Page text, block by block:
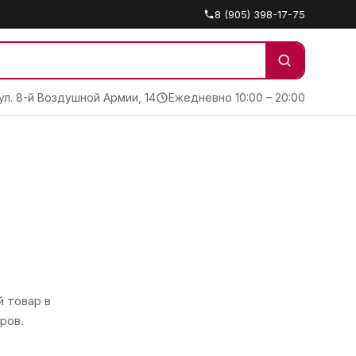
8 (905) 398-17-75
8-й Воздушной Армии, 14 Ежедневно 10:00 – 20:00
товар в